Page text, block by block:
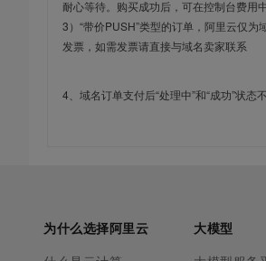
耐心等待。购买成功后，可在控制台费用
3）“带价PUSH”类型的订单，阿里云仅
发票，如需发票请直接与域名卖家联系
4、域名订单支付后“处理中”和“成功”状